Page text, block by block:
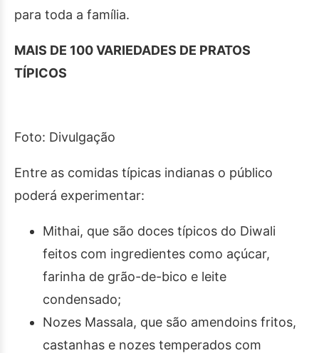
para toda a família.
MAIS DE 100 VARIEDADES DE PRATOS
TÍPICOS
Foto: Divulgação
Entre as comidas típicas indianas o público
poderá experimentar:
Mithai, que são doces típicos do Diwali
feitos com ingredientes como açúcar,
farinha de grão-de-bico e leite
condensado;
Nozes Massala, que são amendoins fritos,
castanhas e nozes temperados com